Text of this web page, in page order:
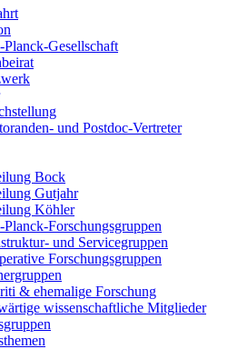
Gesellschaft
und Postdoc-Vertreter
Bock
Gutjahr
Köhler
Forschungsgruppen
und Servicegruppen
Forschungsgruppen
& ehemalige Forschung
wissenschaftliche Mitglieder